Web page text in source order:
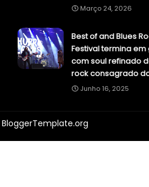
Março 24, 2026
Best of and Blues
Festival termina
com soul refinado
rock consagrado
Junho 16, 2025
BloggerTemplate.org